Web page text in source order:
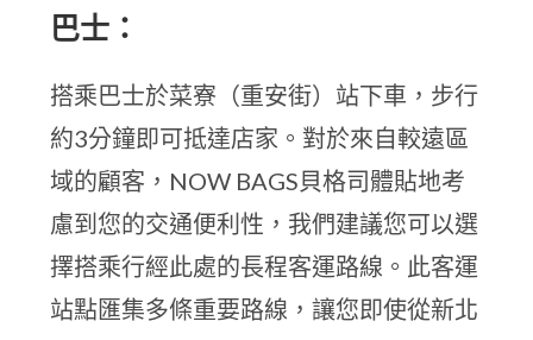
巴士：
搭乘巴士於菜寮（重安街）站下車，步行
約3分鐘即可抵達店家。對於來自較遠區
域的顧客，NOW BAGS貝格司體貼地考
慮到您的交通便利性，我們建議您可以選
擇搭乘行經此處的長程客運路線。此客運
站點匯集多條重要路線，讓您即使從新北